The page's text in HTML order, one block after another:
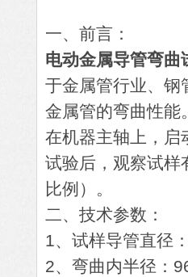
一、前言：
电动金属导管弯曲
于金属管行业、钢
金属管的弯曲性能
在机器主轴上，启
试验后，观察试样
比例）。
二、技术参数：
1、试样导管直径
2、弯曲内半径：